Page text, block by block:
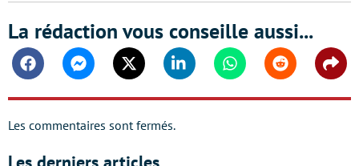
La rédaction vous conseille aussi...
FacebookMessengerTwitter Linkedin WhatsappReddit
Les commentaires sont fermés.